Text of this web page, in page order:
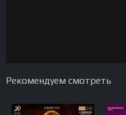
Рекомендуем смотреть